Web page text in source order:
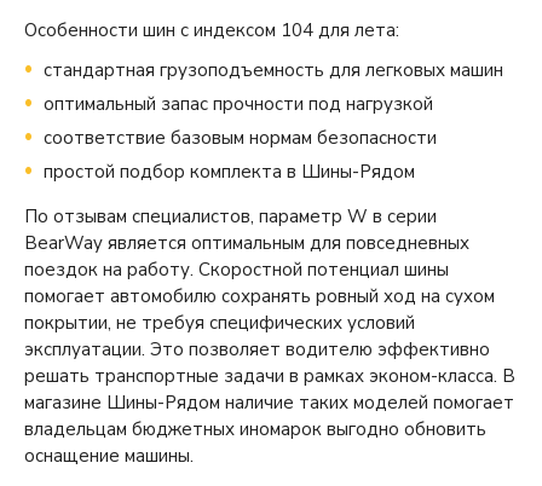
Особенности шин с индексом 104 для лета:
стандартная грузоподъемность для легковых машин
оптимальный запас прочности под нагрузкой
соответствие базовым нормам безопасности
простой подбор комплекта в Шины-Рядом
По отзывам специалистов, параметр W в серии
BearWay является оптимальным для повседневных
поездок на работу. Скоростной потенциал шины
помогает автомобилю сохранять ровный ход на сухом
покрытии, не требуя специфических условий
эксплуатации. Это позволяет водителю эффективно
решать транспортные задачи в рамках эконом-класса. В
магазине Шины-Рядом наличие таких моделей помогает
владельцам бюджетных иномарок выгодно обновить
оснащение машины.